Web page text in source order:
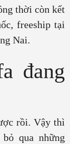
thời còn kết
freeship tại
Nai.
đang
rồi. Vậy thì
qua những